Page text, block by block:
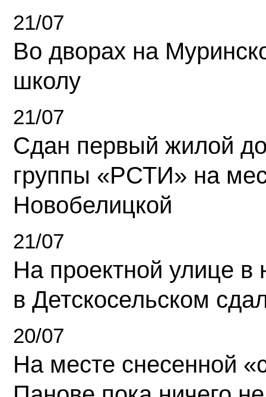
21/07
Во дворах на
школу
21/07
Сдан первый жилой
группы «РСТИ» на
Новобелицкой
21/07
На проектной улице
в Детскосельском
20/07
На месте снесенной